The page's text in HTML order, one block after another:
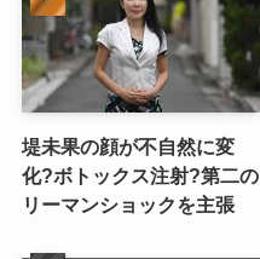
堤未果の顔が不自然に変
化?ボトックス注射?第二の
リーマンショックを主張